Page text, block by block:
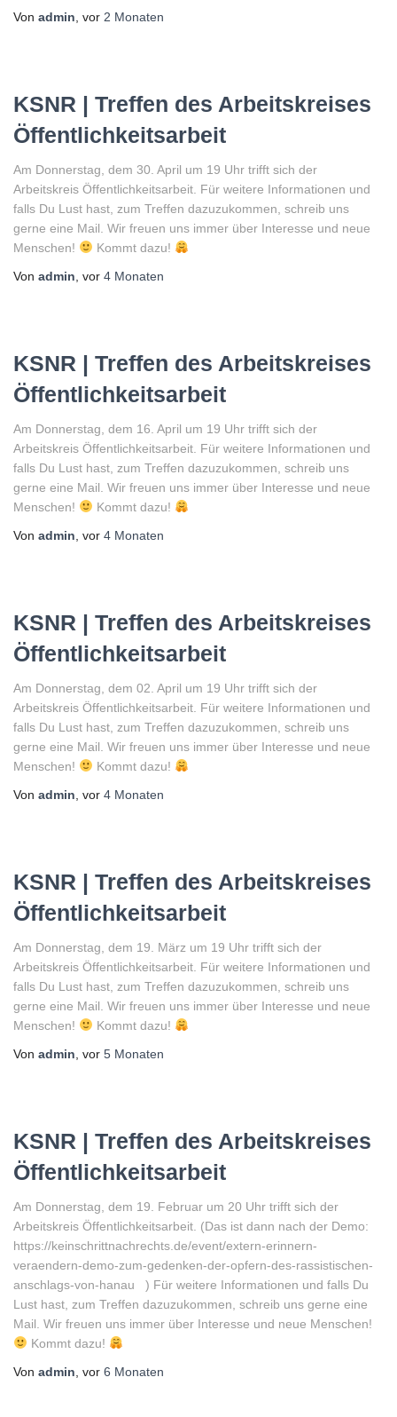
Von admin , vor 2 Monaten
KSNR | Treffen des Arbeitskreises
Öffentlichkeitsarbeit
Am Donnerstag, dem 30. April um 19 Uhr trifft sich der
Arbeitskreis Öffentlichkeitsarbeit. Für weitere Informationen und
falls Du Lust hast, zum Treffen dazuzukommen, schreib uns
gerne eine Mail. Wir freuen uns immer über Interesse und neue
Menschen!
Kommt dazu!
Von admin , vor 4 Monaten
KSNR | Treffen des Arbeitskreises
Öffentlichkeitsarbeit
Am Donnerstag, dem 16. April um 19 Uhr trifft sich der
Arbeitskreis Öffentlichkeitsarbeit. Für weitere Informationen und
falls Du Lust hast, zum Treffen dazuzukommen, schreib uns
gerne eine Mail. Wir freuen uns immer über Interesse und neue
Menschen!
Kommt dazu!
Von admin , vor 4 Monaten
KSNR | Treffen des Arbeitskreises
Öffentlichkeitsarbeit
Am Donnerstag, dem 02. April um 19 Uhr trifft sich der
Arbeitskreis Öffentlichkeitsarbeit. Für weitere Informationen und
falls Du Lust hast, zum Treffen dazuzukommen, schreib uns
gerne eine Mail. Wir freuen uns immer über Interesse und neue
Menschen!
Kommt dazu!
Von admin , vor 4 Monaten
KSNR | Treffen des Arbeitskreises
Öffentlichkeitsarbeit
Am Donnerstag, dem 19. März um 19 Uhr trifft sich der
Arbeitskreis Öffentlichkeitsarbeit. Für weitere Informationen und
falls Du Lust hast, zum Treffen dazuzukommen, schreib uns
gerne eine Mail. Wir freuen uns immer über Interesse und neue
Menschen!
Kommt dazu!
Von admin , vor 5 Monaten
KSNR | Treffen des Arbeitskreises
Öffentlichkeitsarbeit
Am Donnerstag, dem 19. Februar um 20 Uhr trifft sich der
Arbeitskreis Öffentlichkeitsarbeit. (Das ist dann nach der Demo:
https://keinschrittnachrechts.de/event/extern-erinnern-
veraendern-demo-zum-gedenken-der-opfern-des-rassistischen-
anschlags-von-hanau ) Für weitere Informationen und falls Du
Lust hast, zum Treffen dazuzukommen, schreib uns gerne eine
Mail. Wir freuen uns immer über Interesse und neue Menschen!
Kommt dazu!
Von admin , vor 6 Monaten